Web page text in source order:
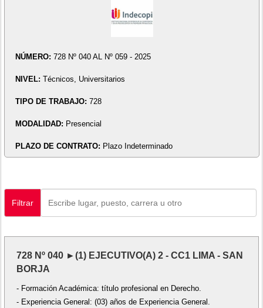
NÚMERO: 728 Nº 040 AL Nº 059 - 2025
NIVEL: Técnicos, Universitarios
TIPO DE TRABAJO: 728
MODALIDAD: Presencial
PLAZO DE CONTRATO: Plazo Indeterminado
Filtrar
728 Nº 040 ►(1) EJECUTIVO(A) 2 - CC1 LIMA - SAN
BORJA
- Formación Académica: título profesional en Derecho.
- Experiencia General: (03) años de Experiencia General.